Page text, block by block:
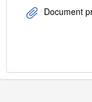
Document